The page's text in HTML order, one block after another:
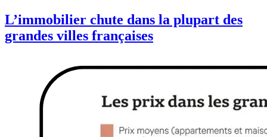
L’immobilier chute dans la plupart des
grandes villes françaises